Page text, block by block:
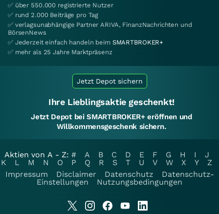
✅ über 550.000 registrierte Nutzer
✅ rund 2.000 Beiträge pro Tag
✅ verlagsunabhängige Partner ARIVA, FinanzNachrichten und
BörsenNews
✅ Jederzeit einfach handeln beim SMARTBROKER+
✅ mehr als 25 Jahre Marktpräsenz
Jetzt Depot sichern
Ihre Lieblingsaktie geschenkt!
Jetzt Depot bei SMARTBROKER+ eröffnen und
Willkommensgeschenk sichern.
Aktien von A - Z: # A B C D E F G H I
J
K
L M N O P Q R S T U V W X Y
Z
Impressum
Disclaimer Datenschutz
Datenschutz-
Einstellungen
Nutzungsbedingungen